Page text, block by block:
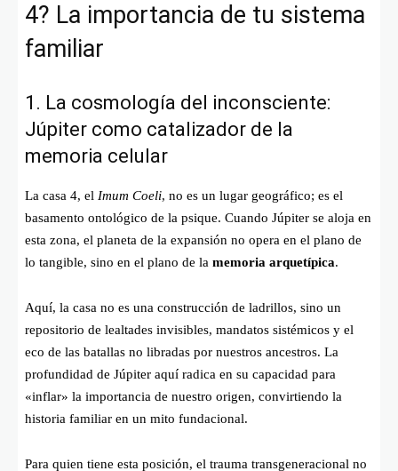
4? La importancia de tu sistema
familiar
1. La cosmología del inconsciente:
Júpiter como catalizador de la
memoria celular
La casa 4, el Imum Coeli, no es un lugar geográfico; es el
basamento ontológico de la psique. Cuando Júpiter se aloja en
esta zona, el planeta de la expansión no opera en el plano de
lo tangible, sino en el plano de la memoria arquetípica.
Aquí, la casa no es una construcción de ladrillos, sino un
repositorio de lealtades invisibles, mandatos sistémicos y el
eco de las batallas no libradas por nuestros ancestros. La
profundidad de Júpiter aquí radica en su capacidad para
«inflar» la importancia de nuestro origen, convirtiendo la
historia familiar en un mito fundacional.
Para quien tiene esta posición, el trauma transgeneracional no